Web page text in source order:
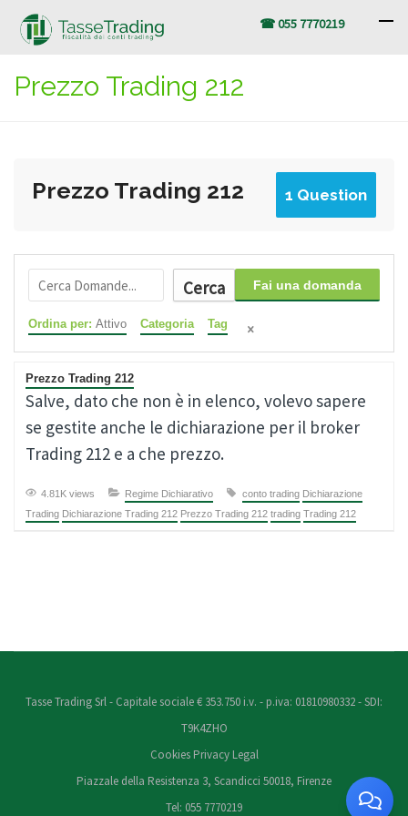
☎ 055 7770219
Prezzo Trading 212
Prezzo Trading 212 1 Question
Fai una domanda
Cerca
Ordina per: Attivo Categoria Tag
Prezzo Trading 212
Salve, dato che non è in elenco, volevo sapere
se gestite anche le dichiarazione per il broker
Trading 212 e a che prezzo.
4.81K views Regime Dichiarativo conto trading Dichiarazione
Trading Dichiarazione Trading 212 Prezzo Trading 212 trading Trading 212
Tasse Trading Srl - Capitale sociale € 353.750 i.v. - p.iva: 01810980332 - SDI:
T9K4ZHO
Cookies Privacy Legal
Piazzale della Resistenza 3, Scandicci 50018, Firenze
Tel: 055 7770219